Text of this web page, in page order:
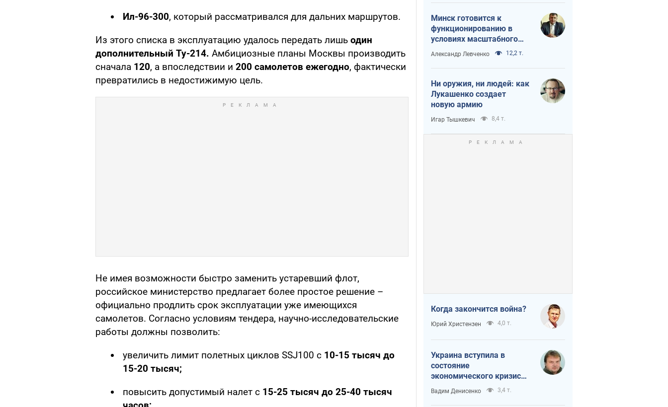
Ил-96-300, который рассматривался для дальних маршрутов.
Из этого списка в эксплуатацию удалось передать лишь один
дополнительный Ту-214. Амбициозные планы Москвы производить
сначала 120, а впоследствии и 200 самолетов ежегодно, фактически
превратились в недостижимую цель.
Не имея возможности быстро заменить устаревший флот,
российское министерство предлагает более простое решение –
официально продлить срок эксплуатации уже имеющихся
самолетов. Согласно условиям тендера, научно-исследовательские
работы должны позволить:
увеличить лимит полетных циклов SSJ100 с 10-15 тысяч до
15-20 тысяч;
повысить допустимый налет с 15-25 тысяч до 25-40 тысяч
Минск готовится к
функционированию в
условиях масштабного
военного кризиса
Александр Левченко 12,2 т.
Ни оружия, ни людей: как
Лукашенко создает
новую армию
Игар Тышкевич 8,4 т.
Когда закончится война?
Юрий Христензен 4,0 т.
Украина вступила в
состояние
экономического кризиса.
Есть ли свет в конце
туннеля?
Вадим Денисенко 3,4 т.